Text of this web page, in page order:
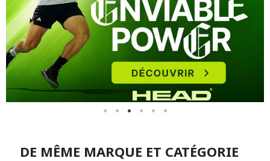
DE MÊME MARQUE ET CATÉGORIE